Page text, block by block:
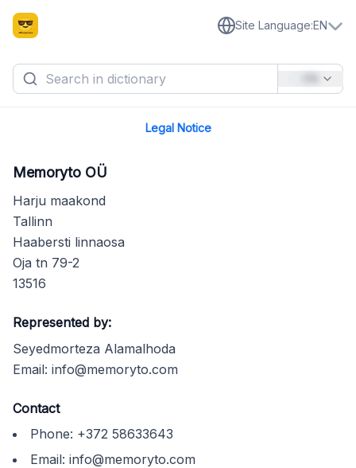
Site Language:EN
Legal Notice
Memoryto OÜ
Harju maakond
Tallinn
Haabersti linnaosa
Oja tn 79-2
13516
Represented by:
Seyedmorteza Alamalhoda
Email: info@memoryto.com
Contact
Phone: +372 58633643
Email: info@memoryto.com